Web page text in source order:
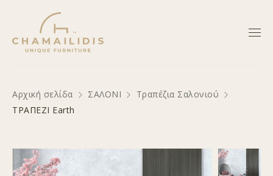
Αρχική σελίδα ΣΑΛΟΝΙ
Τραπέζια Σαλονιού
ΤΡΑΠΕΖΙ Earth